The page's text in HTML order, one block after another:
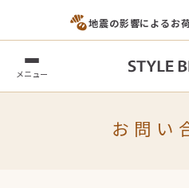
地震の影響によるお
メニュー
お問い